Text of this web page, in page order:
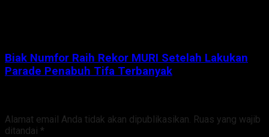
Biak Numfor Raih Rekor MURI Setelah Lakukan
Parade Penabuh Tifa Terbanyak
Alamat email Anda tidak akan dipublikasikan. Ruas yang wajib
ditandai *